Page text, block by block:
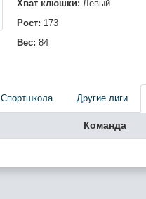
Хват клюшки: Левый
Рост: 173
Вес: 84
Спортшкола Другие лиги
Команда